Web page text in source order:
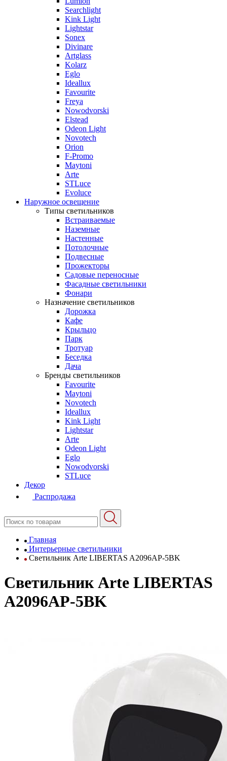
Searchlight
Kink Light
Lightstar
Sonex
Divinare
Artglass
Kolarz
Eglo
Ideallux
Favourite
Freya
Nowodvorski
Elstead
Odeon Light
Novotech
Orion
F-Promo
Maytoni
Arte
STLuce
Evoluce
Наружное освещение
Типы светильников
Встраиваемые
Наземные
Настенные
Потолочные
Подвесные
Прожекторы
Садовые переносные
Фасадные светильники
Фонари
Назначение светильников
Дорожка
Кафе
Крыльцо
Парк
Тротуар
Беседка
Дача
Бренды светильников
Favourite
Maytoni
Novotech
Ideallux
Kink Light
Lightstar
Arte
Odeon Light
Eglo
Nowodvorski
STLuce
Декор
Распродажа
Главная
Интерьерные светильники
Светильник Arte LIBERTAS A2096AP-5BK
Светильник Arte LIBERTAS
A2096AP-5BK